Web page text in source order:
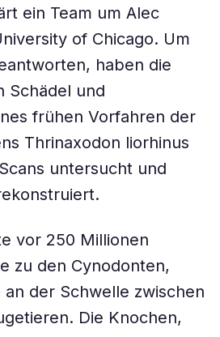
ein Team um Alec
of Chicago. Um
haben die
Schädel und
frühen Vorfahren der
Thrinaxodon liorhinus
untersucht und
vor 250 Millionen
zu den Cynodonten,
der Schwelle zwischen
Die Knochen,